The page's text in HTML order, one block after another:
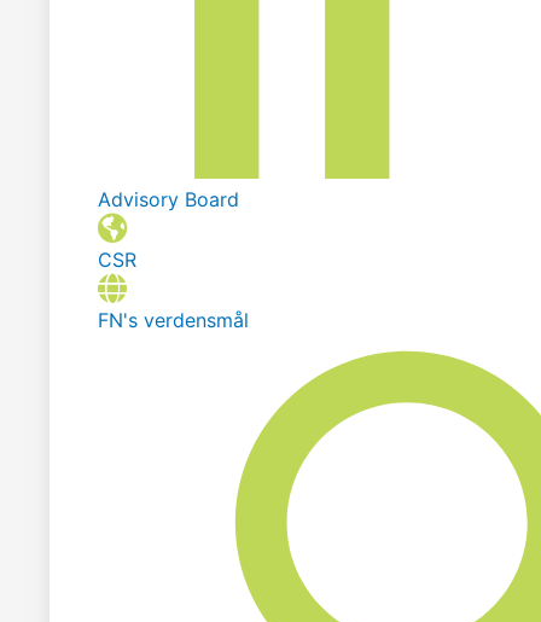
Advisory Board
CSR
FN's verdensmål